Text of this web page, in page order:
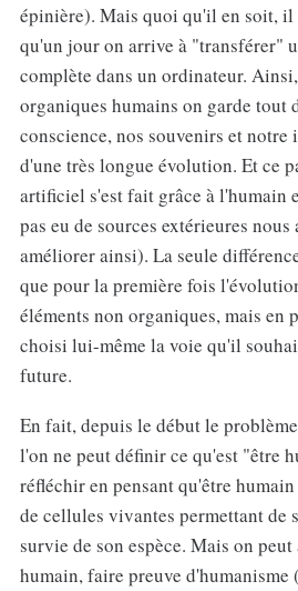
épinière). Mais quoi qu'il en soit, il
qu'un jour on arrive à "transférer"
complète dans un ordinateur.
organiques humains on garde tout
conscience, nos souvenirs et
d'une très longue évolution. Et ce
artificiel s'est fait grâce à l'humain
pas eu de sources extérieures nous
améliorer ainsi). La seule
que pour la première fois
éléments non organiques, mais en
choisi lui-même la voie qu'il
future.
En fait, depuis le début le
l'on ne peut définir ce qu'est "être
réfléchir en pensant qu'être
de cellules vivantes permettant de
survie de son espèce. Mais on
humain, faire preuve d'humanisme